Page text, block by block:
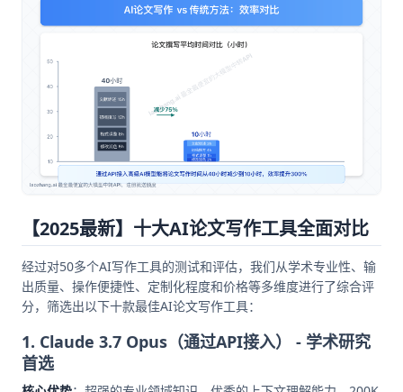
【2025最新】十大AI论文写作工具全面对比
经过对50多个AI写作工具的测试和评估，我们从学术专业性、输
出质量、操作便捷性、定制化程度和价格等多维度进行了综合评
分，筛选出以下十款最佳AI论文写作工具：
1. Claude 3.7 Opus（通过API接入） - 学术研究
首选